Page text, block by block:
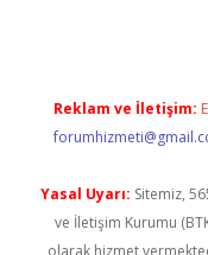
Reklam ve İletişim:
Yasal Uyarı: Sitemiz,
ve İletişim Kurumu
olarak hizmet